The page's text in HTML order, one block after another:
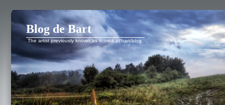
Blog de Bart
The artist previously known as licorea.pl/bart/blog.